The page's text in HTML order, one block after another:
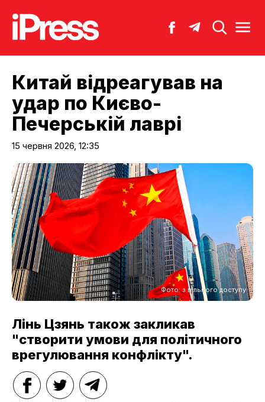
Китай відреагував на
удар по Києво-
Печерській лаврі
15 червня 2026, 12:35
Фото: з вільного доступу
Лінь Цзянь також закликав
"створити умови для політичного
врегулювання конфлікту".